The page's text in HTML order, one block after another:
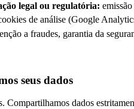
legal ou regulatória:
de análise (Google
a fraudes, garantia da
seus dados
Compartilhamos dados